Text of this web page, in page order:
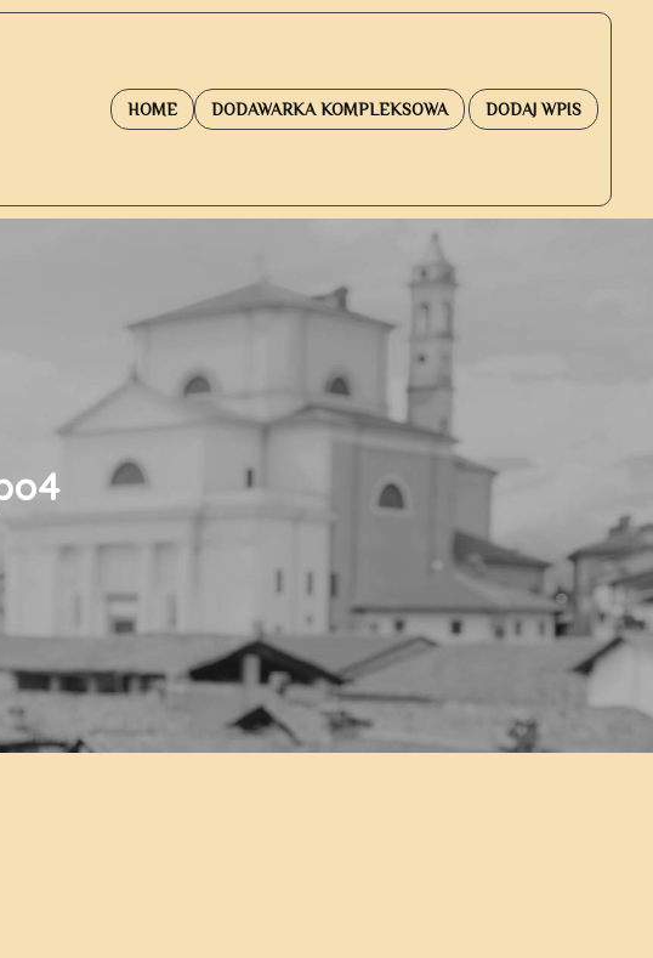
HOME DODAWARKA KOMPLEKSOWA DODAJ WPIS